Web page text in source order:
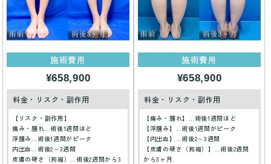
施術費用
¥658,900
料金・リスク・副作用
【リスク・副作用】
痛み・腫れ…術後1週間ほど
浮腫み…術後1週間がピーク
内出血…術後2～3週間
皮膚の硬さ（拘縮）…術後2週間から3
施術費用
¥658,900
料金・リスク・副作用
【痛み・腫れ】…術後1週間ほど
【浮腫み】…術後1週間がピーク
【内出血】…術後2～3週間
【皮膚の硬さ（拘縮）】…術後2週間
から3ヶ月